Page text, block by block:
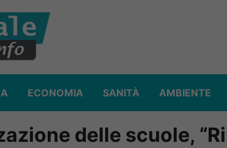
ECONOMIA SANITÀ AMBIENTE
delle scuole,